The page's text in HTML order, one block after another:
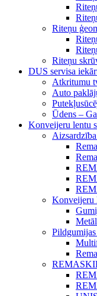
Riteņu
Riteņu
DUS servisa
Atkritumu
Auto
Ūdens –
Konveijeru lentu
Konveijeru